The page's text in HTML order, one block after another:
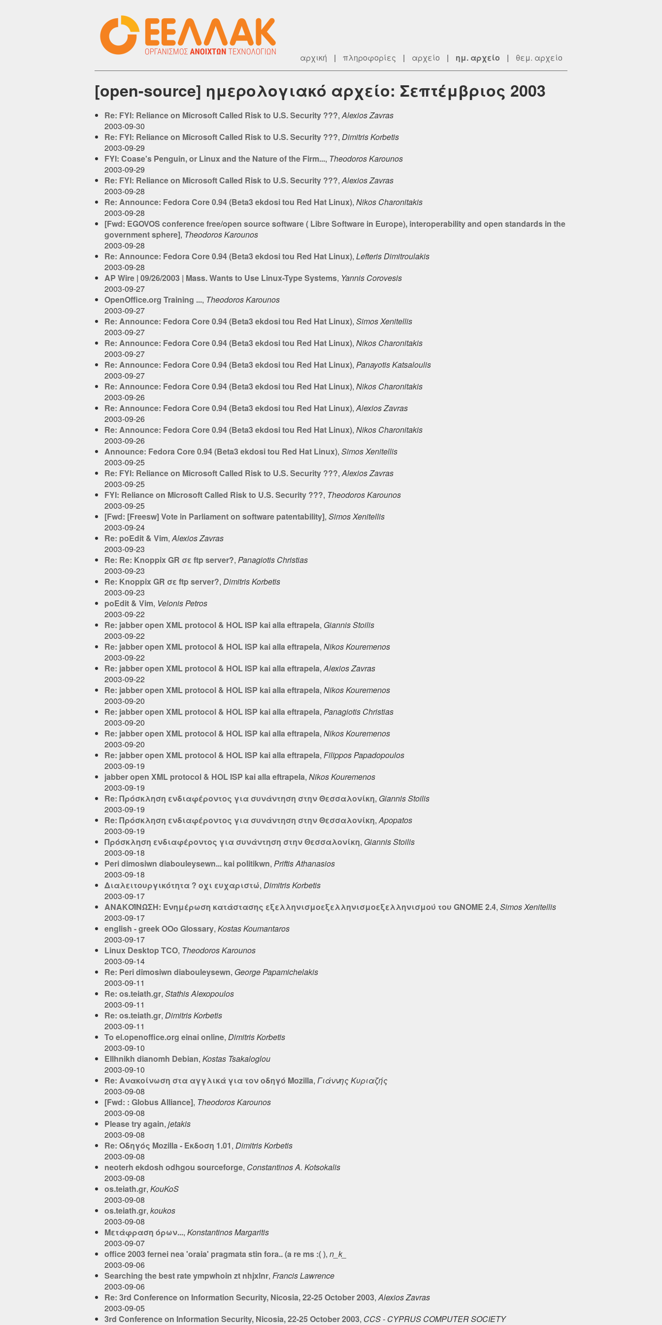
αρχική | πληροφορίες | αρχείο | ημ. αρχείο | θεμ. αρχείο
[open-source] ημερολογιακό αρχείο: Σεπτέμβριος 2003
Re: FYI: Reliance on Microsoft Called Risk to U.S. Security ???,Alexios Zavras
2003-09-30
Re: FYI: Reliance on Microsoft Called Risk to U.S. Security ???, Dimitris Korbetis
2003-09-29
FYI: Coase's Penguin, or Linux and the Nature of the Firm..., Theodoros Karounos
2003-09-29
Re: FYI: Reliance on Microsoft Called Risk to U.S. Security ???,Alexios Zavras
2003-09-28
Re: Announce: Fedora Core 0.94 (Beta3 ekdosi tou Red Hat Linux), Nikos Charonitakis
2003-09-28
[Fwd: EGOVOS conference free/open source software ( Libre Software in Europe), interoperability and open standards in the
government sphere], Theodoros Karounos
2003-09-28
Re: Announce: Fedora Core 0.94 (Beta3 ekdosi tou Red Hat Linux), Lefteris Dimitroulakis
2003-09-28
AP Wire | 09/26/2003 | Mass. Wants to Use Linux-Type Systems, Yannis Corovesis
2003-09-27
OpenOffice.org Training ..., Theodoros Karounos
2003-09-27
Re: Announce: Fedora Core 0.94 (Beta3 ekdosi tou Red Hat Linux), Simos Xenitellis
2003-09-27
Re: Announce: Fedora Core 0.94 (Beta3 ekdosi tou Red Hat Linux), Nikos Charonitakis
2003-09-27
Re: Announce: Fedora Core 0.94 (Beta3 ekdosi tou Red Hat Linux), Panayotis Katsaloulis
2003-09-27
Re: Announce: Fedora Core 0.94 (Beta3 ekdosi tou Red Hat Linux), Nikos Charonitakis
2003-09-26
Re: Announce: Fedora Core 0.94 (Beta3 ekdosi tou Red Hat Linux),Alexios Zavras
2003-09-26
Re: Announce: Fedora Core 0.94 (Beta3 ekdosi tou Red Hat Linux), Nikos Charonitakis
2003-09-26
Announce: Fedora Core 0.94 (Beta3 ekdosi tou Red Hat Linux), Simos Xenitellis
2003-09-25
Re: FYI: Reliance on Microsoft Called Risk to U.S. Security ???,Alexios Zavras
2003-09-25
FYI: Reliance on Microsoft Called Risk to U.S. Security ???, Theodoros Karounos
2003-09-25
[Fwd: [Freesw] Vote in Parliament on software patentability], Simos Xenitellis
2003-09-24
Re: poEdit & Vim,Alexios Zavras
2003-09-23
Re: Re: Knoppix GR σε ftp server?, Panagiotis Christias
2003-09-23
Re: Knoppix GR σε ftp server?, Dimitris Korbetis
2003-09-23
poEdit & Vim, Velonis Petros
2003-09-22
Re: jabber open XML protocol & HOL ISP kai alla eftrapela, Giannis Stoilis
2003-09-22
Re: jabber open XML protocol & HOL ISP kai alla eftrapela, Nikos Kouremenos
2003-09-22
Re: jabber open XML protocol & HOL ISP kai alla eftrapela,Alexios Zavras
2003-09-22
Re: jabber open XML protocol & HOL ISP kai alla eftrapela, Nikos Kouremenos
2003-09-20
Re: jabber open XML protocol & HOL ISP kai alla eftrapela, Panagiotis Christias
2003-09-20
Re: jabber open XML protocol & HOL ISP kai alla eftrapela, Nikos Kouremenos
2003-09-20
Re: jabber open XML protocol & HOL ISP kai alla eftrapela, Filippos Papadopoulos
2003-09-19
jabber open XML protocol & HOL ISP kai alla eftrapela, Nikos Kouremenos
2003-09-19
Re: Πρόσκληση ενδιαφέροντος για συνάντηση στην Θεσσαλονίκη, Giannis Stoilis
2003-09-19
Re: Πρόσκληση ενδιαφέροντος για συνάντηση στην Θεσσαλονίκη,Apopatos
2003-09-19
Πρόσκληση ενδιαφέροντος για συνάντηση στην Θεσσαλονίκη, Giannis Stoilis
2003-09-18
Peri dimosiwn diabouleysewn... kai politikwn, Priftis Athanasios
2003-09-18
Διαλειτουργικότητα ? οχι ευχαριστώ, Dimitris Korbetis
2003-09-17
ΑΝΑΚΟΊΝΩΣΗ: Ενημέρωση κατάστασης εξελληνισμοεξελληνισμοεξελληνισμού του GNOME 2.4, Simos Xenitellis
2003-09-17
english - greek OOo Glossary, Kostas Koumantaros
2003-09-17
Linux Desktop TCO, Theodoros Karounos
2003-09-14
Re: Peri dimosiwn diabouleysewn, George Papamichelakis
2003-09-11
Re: os.teiath.gr, Stathis Alexopoulos
2003-09-11
Re: os.teiath.gr, Dimitris Korbetis
2003-09-11
To el.openoffice.org einai online, Dimitris Korbetis
2003-09-10
Ellhnikh dianomh Debian, Kostas Tsakaloglou
2003-09-10
Re: Aνακοίνωση στα αγγλικά για τον οδηγό Mozilla, Γιάννης Κυριαζής
2003-09-08
[Fwd: : Globus Alliance], Theodoros Karounos
2003-09-08
Please try again, jetakis
2003-09-08
Re: Οδηγός Mozilla - Εκδοση 1.01, Dimitris Korbetis
2003-09-08
neoterh ekdosh odhgou sourceforge, Constantinos A. Kotsokalis
2003-09-08
os.teiath.gr, KouKoS
2003-09-08
os.teiath.gr, koukos
2003-09-08
Μετάφραση όρων..., Konstantinos Margaritis
2003-09-07
office 2003 fernei nea 'oraia' pragmata stin fora.. (a re ms :( ), n_k_
2003-09-06
Searching the best rate ympwhoin zt nhjxlnr, Francis Lawrence
2003-09-06
Re: 3rd Conference on Information Security, Nicosia, 22-25 October 2003,Alexios Zavras
2003-09-05
3rd Conference on Information Security, Nicosia, 22-25 October 2003, CCS - CYPRUS COMPUTER SOCIETY